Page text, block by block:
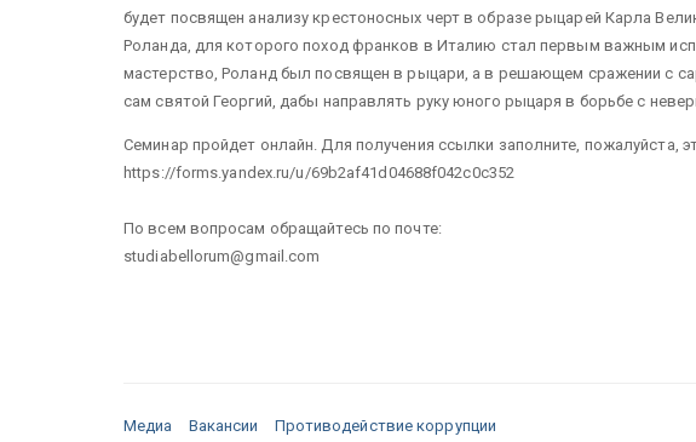
будет посвящен анализу крестоносных черт в образе рыцарей Карла
Роланда, для которого поход франков в Италию стал первым важным
мастерство, Роланд был посвящен в рыцари, а в решающем сражении с
сам святой Георгий, дабы направлять руку юного рыцаря в борьбе с
Семинар пройдет онлайн. Для получения ссылки заполните, пожалуйста,
https://forms.yandex.ru/u/69b2af41d04688f042c0c352
По всем вопросам обращайтесь по почте:
studiabellorum@gmail.com
Медиа Вакансии Противодействие коррупции